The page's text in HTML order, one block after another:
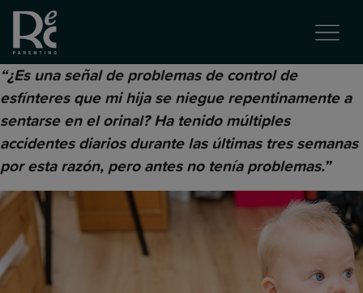
“¿Es una señal de problemas de control de
esfínteres que mi hija se niegue repentinamente a
sentarse en el orinal? Ha tenido múltiples
accidentes diarios durante las últimas tres semanas
por esta razón, pero antes no tenía problemas.”